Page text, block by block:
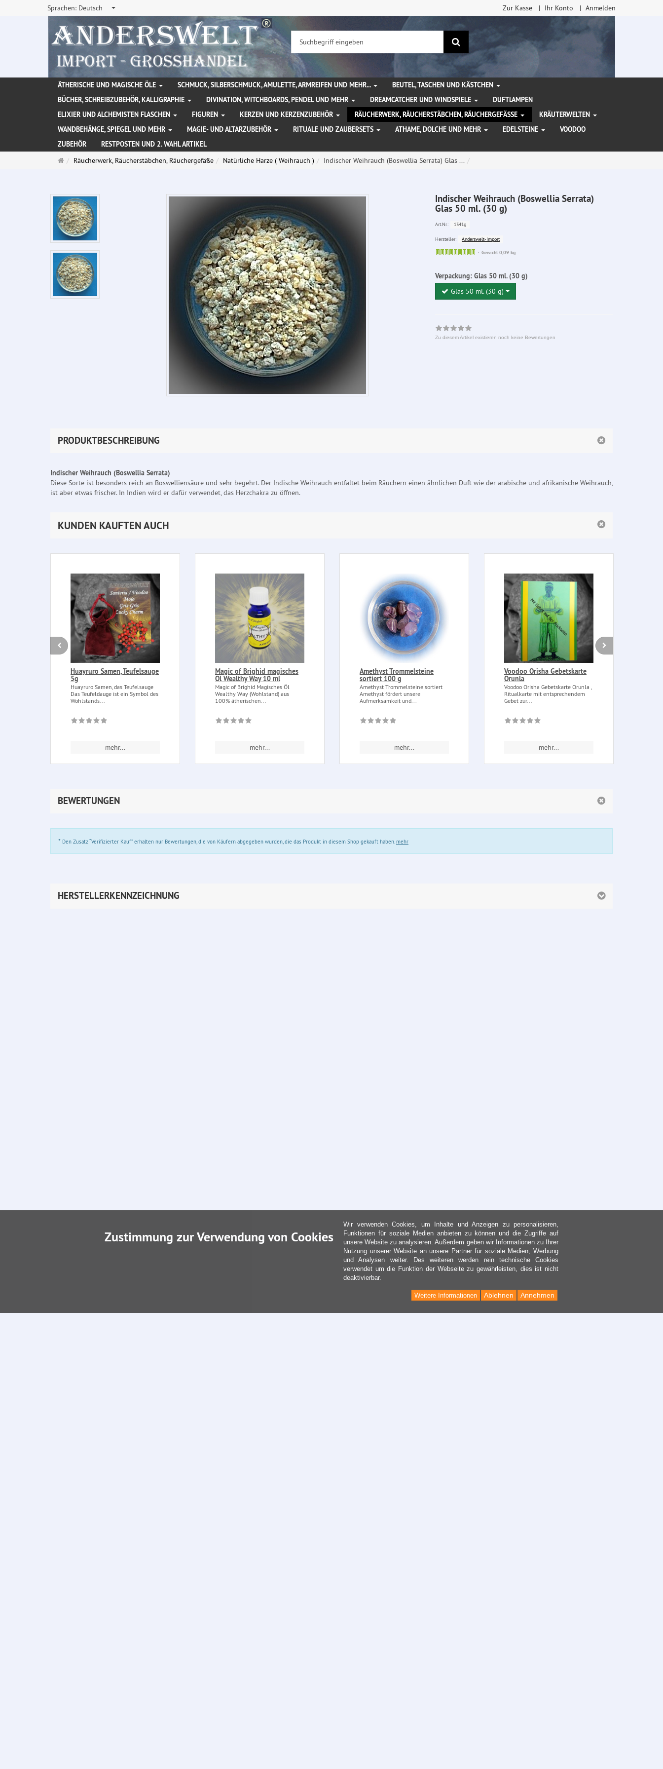
Sprachen: Deutsch Zur Kasse Ihr Konto Anmelden
Suchen
ÄTHERISCHE UND MAGISCHE ÖLE SCHMUCK, SILBERSCHMUCK, AMULETTE, ARMREIFEN UND MEHR...
BEUTEL, TASCHEN UND KÄSTCHEN
BÜCHER, SCHREIBZUBEHÖR, KALLIGRAPHIE
DIVINATION, WITCHBOARDS, PENDEL UND MEHR DREAMCATCHER UND WINDSPIELE
DUFTLAMPEN
ELIXIER UND ALCHEMISTEN FLASCHEN
FIGUREN KERZEN UND KERZENZUBEHÖR RÄUCHERWERK, RÄUCHERSTÄBCHEN, RÄUCHERGEFÄSSE
KRÄUTERWELTEN
WANDBEHÄNGE, SPIEGEL UND MEHR
MAGIE- UND ALTARZUBEHÖR RITUALE UND ZAUBERSETS ATHAME, DOLCHE UND MEHR EDELSTEINE
VOODOO
ZUBEHÖR
RESTPOSTEN UND 2. WAHL ARTIKEL
Startseite
Räucherwerk, Räucherstäbchen, Räuchergefäße Natürliche Harze ( Weihrauch ) Indischer Weihrauch (Boswellia Serrata) Glas ...
Indischer Weihrauch (Boswellia Serrata)
Glas 50 ml. (30 g)
Art.Nr.: 1341g
Hersteller:
Anderswelt-Import
Sofort
Gewicht 0,09 kg
Verpackung: Glas 50 ml. (30 g)
Glas 50 ml. (30 g)
Zu diesem Artikel existieren noch keine Bewertungen
PRODUKTBESCHREIBUNG
Indischer Weihrauch (Boswellia Serrata)
Diese Sorte ist besonders reich an Boswelliensäure und sehr begehrt. Der Indische Weihrauch entfaltet beim Räuchern einen ähnlichen Duft wie der arabische und afrikanische Weihrauch,
ist aber etwas frischer. In Indien wird er dafür verwendet, das Herzchakra zu öffnen.
KUNDEN KAUFTEN AUCH
Huayruro Samen, Teufelsauge
5g
Huayruro Samen, das Teufelsauge
Das Teufeldauge ist ein Symbol des
Wohlstands...
mehr...
Magic of Brighid magisches
Öl Wealthy Way 10 ml
Magic of Brighid Magisches Öl
Wealthy Way (Wohlstand) aus
100% ätherischen...
mehr...
Amethyst Trommelsteine
sortiert 100 g
Amethyst Trommelsteine sortiert
Amethyst fördert unsere
Aufmerksamkeit und...
mehr...
Voodoo Orisha Gebetskarte
Orunla
Voodoo Orisha Gebetskarte Orunla ,
Ritualkarte mit entsprechendem
Gebet zur...
mehr...
BEWERTUNGEN
* Den Zusatz “Verifizierter Kauf” erhalten nur Bewertungen, die von Käufern abgegeben wurden, die das Produkt in diesem Shop gekauft haben.mehr
HERSTELLERKENNZEICHNUNG
Zustimmung zur Verwendung von Cookies
Wir verwenden Cookies, um Inhalte und Anzeigen zu personalisieren,
Funktionen für soziale Medien anbieten zu können und die Zugriffe auf
unsere Website zu analysieren. Außerdem geben wir Informationen zu Ihrer
Nutzung unserer Website an unsere Partner für soziale Medien, Werbung
und Analysen weiter. Des weiteren werden rein technische Cookies
verwendet um die Funktion der Webseite zu gewährleisten, dies ist nicht
deaktivierbar.
Annehmen
Ablehnen
Weitere Informationen